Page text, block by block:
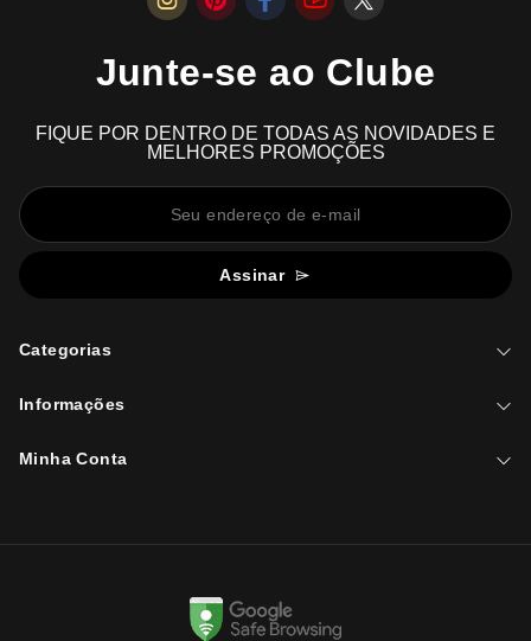
Junte-se ao Clube
FIQUE POR DENTRO DE TODAS AS NOVIDADES E
MELHORES PROMOÇÕES
Assinar
Categorias
Informações
Minha Conta